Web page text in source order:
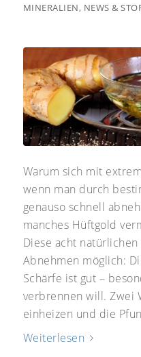
MINERALIEN, NEWS &
Warum sich mit
wenn man durch
genauso schnell
manches Hüftgold
Diese acht
Abnehmen möglich:
Schärfe ist gut –
verbrennen will. Zwei
einheizen und die
Weiterlesen